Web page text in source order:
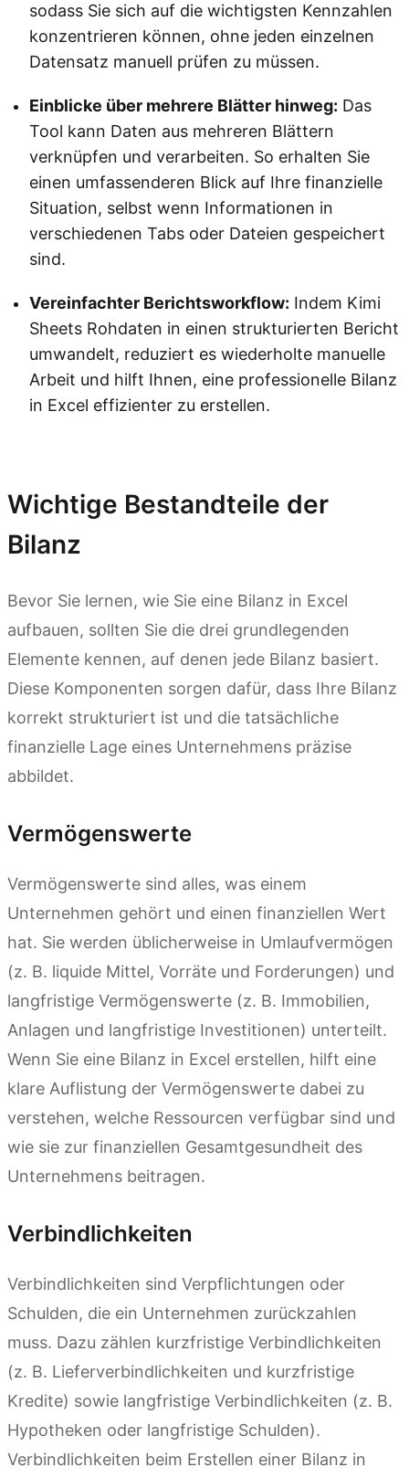
sodass Sie sich auf die wichtigsten Kennzahlen
konzentrieren können, ohne jeden einzelnen
Datensatz manuell prüfen zu müssen.
Einblicke über mehrere Blätter hinweg: Das
Tool kann Daten aus mehreren Blättern
verknüpfen und verarbeiten. So erhalten Sie
einen umfassenderen Blick auf Ihre finanzielle
Situation, selbst wenn Informationen in
verschiedenen Tabs oder Dateien gespeichert
sind.
Vereinfachter Berichtsworkflow: Indem Kimi
Sheets Rohdaten in einen strukturierten Bericht
umwandelt, reduziert es wiederholte manuelle
Arbeit und hilft Ihnen, eine professionelle Bilanz
in Excel effizienter zu erstellen.
Wichtige Bestandteile der
Bilanz
Bevor Sie lernen, wie Sie eine Bilanz in Excel
aufbauen, sollten Sie die drei grundlegenden
Elemente kennen, auf denen jede Bilanz basiert.
Diese Komponenten sorgen dafür, dass Ihre Bilanz
korrekt strukturiert ist und die tatsächliche
finanzielle Lage eines Unternehmens präzise
abbildet.
Vermögenswerte
Vermögenswerte sind alles, was einem
Unternehmen gehört und einen finanziellen Wert
hat. Sie werden üblicherweise in Umlaufvermögen
(z. B. liquide Mittel, Vorräte und Forderungen) und
langfristige Vermögenswerte (z. B. Immobilien,
Anlagen und langfristige Investitionen) unterteilt.
Wenn Sie eine Bilanz in Excel erstellen, hilft eine
klare Auflistung der Vermögenswerte dabei zu
verstehen, welche Ressourcen verfügbar sind und
wie sie zur finanziellen Gesamtgesundheit des
Unternehmens beitragen.
Verbindlichkeiten
Verbindlichkeiten sind Verpflichtungen oder
Schulden, die ein Unternehmen zurückzahlen
muss. Dazu zählen kurzfristige Verbindlichkeiten
(z. B. Lieferverbindlichkeiten und kurzfristige
Kredite) sowie langfristige Verbindlichkeiten (z. B.
Hypotheken oder langfristige Schulden).
Verbindlichkeiten beim Erstellen einer Bilanz in